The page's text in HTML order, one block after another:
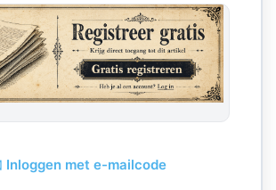
met e-mailcode